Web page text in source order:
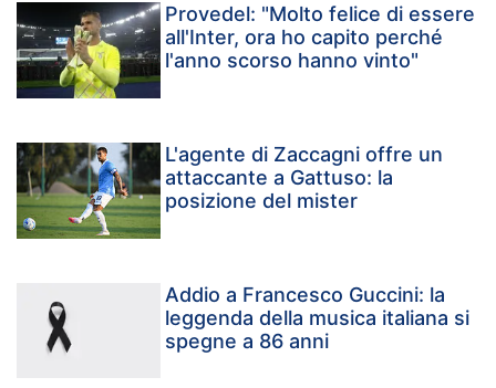
Provedel: "Molto felice di essere
all'Inter, ora ho capito perché
l'anno scorso hanno vinto"
L'agente di Zaccagni offre un
attaccante a Gattuso: la
posizione del mister
Addio a Francesco Guccini: la
leggenda della musica italiana si
spegne a 86 anni